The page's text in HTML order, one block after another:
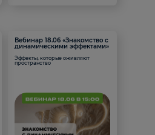
Вебинар 18.06 «Знакомство с
динамическими эффектами»
Эффекты, которые оживляют
пространство